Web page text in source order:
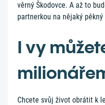
věrný Škodovce. A až to
partnerkou na nějaký pěkný
I vy
Chcete svůj život obrátit k